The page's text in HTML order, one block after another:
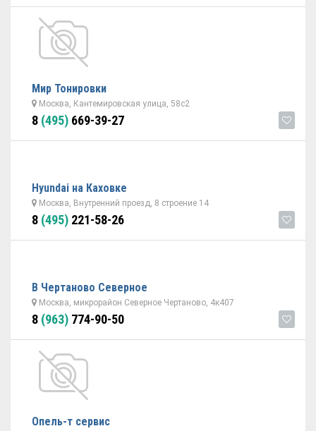
Мир Тонировки
Москва, Кантемировская улица, 58с2
8 (495) 669-39-27
Hyundai на Каховке
Москва, Внутренний проезд, 8 строение 14
8 (495) 221-58-26
В Чертаново Северное
Москва, микрорайон Северное Чертаново, 4к407
8 (963) 774-90-50
Опель-т сервис